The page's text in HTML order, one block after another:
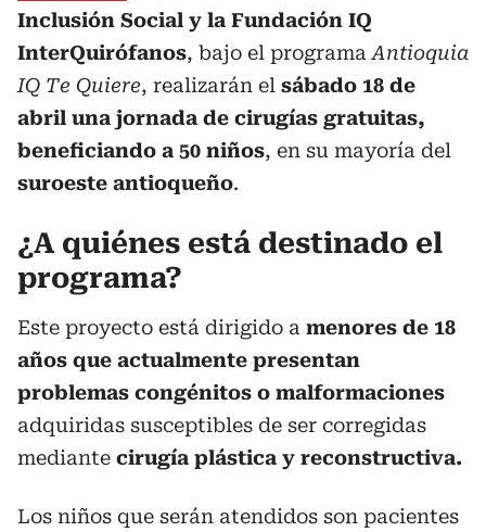
Inclusión Social y la Fundación IQ
InterQuirófanos, bajo el programa Antioquia
IQ Te Quiere, realizarán el sábado 18 de
abril una jornada de cirugías gratuitas,
beneficiando a 50 niños, en su mayoría del
suroeste antioqueño.
¿A quiénes está destinado el
programa?
Este proyecto está dirigido a menores de 18
años que actualmente presentan
problemas congénitos o malformaciones
adquiridas susceptibles de ser corregidas
mediante cirugía plástica y reconstructiva.
Los niños que serán atendidos son pacientes